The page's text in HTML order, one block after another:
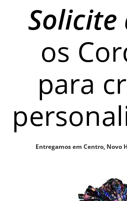
Solicite
os
para
Entregamos em Centro, Novo